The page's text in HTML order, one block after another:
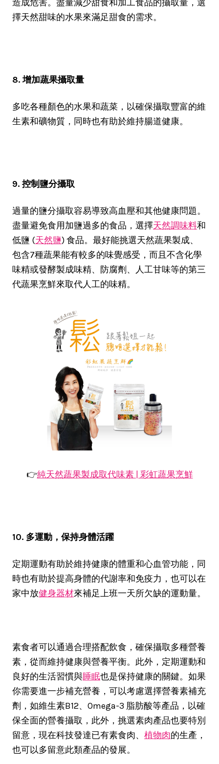
造成危害。盡量減少甜食和加工食品的攝取量，選
擇天然甜味的水果來滿足甜食的需求。
8. 增加蔬果攝取量
多吃各種顏色的水果和蔬菜，以確保攝取豐富的維
生素和礦物質，同時也有助於維持腸道健康。
9. 控制鹽分攝取
過量的鹽分攝取容易導致高血壓和其他健康問題。
盡量避免食用加鹽過多的食品，選擇天然調味料和
低鹽 (天然鹽) 食品。最好能挑選天然蔬果製成、
包含7種蔬果能有較多的味覺感受，而且不含化學
味精或發酵製成味精、防腐劑、人工甘味等的第三
代蔬果烹鮮來取代人工的味精。
👉純天然蔬果製成取代味素 | 彩虹蔬果烹鮮
10. 多運動，保持身體活躍
定期運動有助於維持健康的體重和心血管功能，同
時也有助於提高身體的代謝率和免疫力，也可以在
家中放健身器材來補足上班一天所欠缺的運動量。
素食者可以通過合理搭配飲食，確保攝取多種營養
素，從而維持健康與營養平衡。此外，定期運動和
良好的生活習慣與睡眠也是保持健康的關鍵。如果
你需要進一步補充營養，可以考慮選擇營養素補充
劑，如維生素B12、Omega-3 脂肪酸等產品，以確
保全面的營養攝取，此外，挑選素肉產品也要特別
留意，現在科技發達已有素食肉、 植物肉的生產，
也可以多留意此類產品的發展。